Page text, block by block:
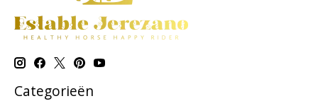
Categorieën